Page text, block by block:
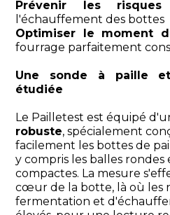
Prévenir les risques
l'échauffement des bottes
Optimiser le moment
fourrage parfaitement
Une sonde à paille
étudiée
Le Pailletest est équipé
robuste, spécialement
facilement les bottes de
y compris les balles rondes
compactes. La mesure
cœur de la botte, là où les
fermentation et